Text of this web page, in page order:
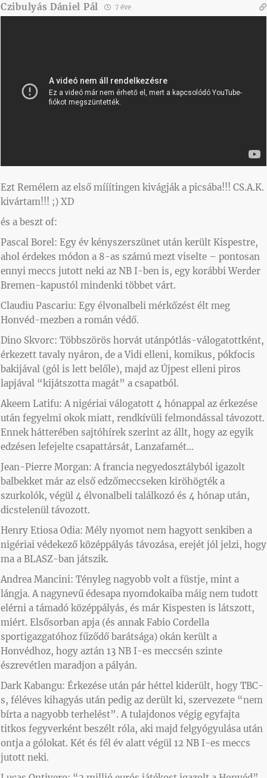
Czibulyás Dániel Pál 7 éve
Ezt Remélem az első mííítingen kivágják a picsába!!! CS.A.K.
kivártam!!! ;) XD
és a beszt of:
Pascal Borel: Egy év kényszerszünet után került Kispestre,
ahol érdekes módon a 8-as számú mezt viselte – pontosan
ennyi meccs jutott neki az NB I-ben is, egy korábbi Werder
Bremen-kapustól mindenki többet várt.
Claudiu Pascariu: Egy élvonalbeli mérkőzést élt meg
Honvéd-mezben a román védő.
Dino Skvorc: Többszörös horvát utánpótlás-válogatottként,
érkezett tavaly nyáron, de a Vidi elleni, komikus, pókfocis
bakijával (gól is lett belőle), majd az Újpest elleni piros
lapjával “kijátszotta magát” a csapatból.
Akeem Latifu: A nigériai válogatott 4 hónappal az érkezése
után fegyelmi okok miatt, rendkívüli felmondással távozott.
Ennek hátterében sajtóhírek szerint az állt, hogy az egyik
edzésen lefejelte csapattársát, Lanzafamét…
Jean-Pierre Morgan: A francia negyedosztályból igazolt
balbekket már az első edzőmeccseken kiröhögték a
szurkolók, végül 4 élvonalbeli találkozó és 4 hónap után,
dicstelenül távozott.
Henry Etiosa Odia: Mély nyomot nem hagyott senkiben a
nigériai védekező középpályás távozása, erejét jól jelzi, hogy
ma a BLASZ-ban játszik.
Andrea Mancini: Tényleg nagyobb volt a füstje, mint a
lángja. A nagynevű édesapa nyomdokaiba máig nem tudott
elérni a támadó középpályás, és már Kispesten is látszott,
miért. Elsősorban apja (és annak Fabio Cordella
sportigazgatóhoz fűződő barátsága) okán került a
Honvédhoz, hogy aztán 13 NB I-es meccsén szinte
észrevétlen maradjon a pályán.
Dark Kabangu: Érkezése után pár héttel kiderült, hogy TBC-
s, féléves kihagyás után pedig az derült ki, szervezete “nem
bírta a nagyobb terhelést”. A tulajdonos végig egyfajta
titkos fegyverként beszélt róla, aki majd felgyógyulása után
ontja a gólokat. Két és fél év alatt végül 12 NB I-es meccs
jutott neki.